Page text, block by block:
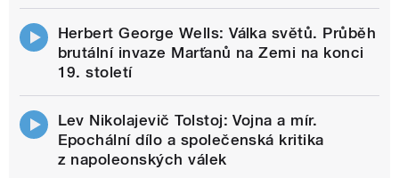
Herbert George Wells: Válka světů. Průběh
brutální invaze Marťanů na Zemi na konci
19. století
Lev Nikolajevič Tolstoj: Vojna a mír.
Epochální dílo a společenská kritika
z napoleonských válek